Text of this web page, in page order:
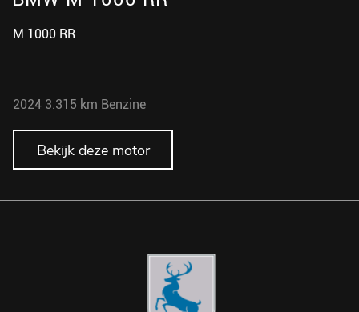
M 1000 RR
2024 3.315 km Benzine
Bekijk deze motor